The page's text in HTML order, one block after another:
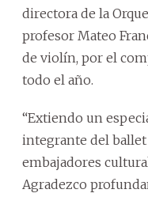
directora de la
profesor Mateo
de violín, por el
todo el año.
“Extiendo un
integrante del ballet
embajadores
Agradezco